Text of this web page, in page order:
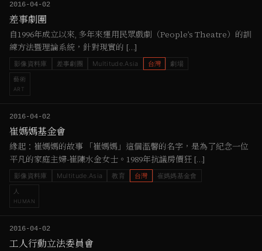
2016-04-02
差事劇團
自1996年成立以來, 多年來運用民眾戲劇（People’s Theatre）的訓
練方法暨理論系統，針對現實的 […]
影像資料庫 差事劇團 Multitude.Asia 台灣 劇場
藝術
ART
2016-04-02
崔媽媽基金會
緣起：崔媽媽的故事 「崔媽媽」這個溫馨的名字，是為了紀念一位
平凡的家庭主婦-崔陳水金女士。1989年抗議房價狂 […]
影像資料庫 Multitude.Asia 教育 台灣 崔媽媽基金會
人
HUMAN
2016-04-02
工人行動立法委員會